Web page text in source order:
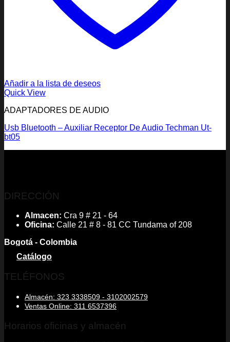
Añadir a la lista de deseos
Quick View
ADAPTADORES DE AUDIO
Usb Bluetooth – Auxiliar Receptor De Audio Techman Ut-
bt05
DIRECCIÓN
Almacen: Cra 9 # 21 - 64
Oficina: Calle 21 # 8 - 81 CC Tundama of 208
Bogotá - Colombia
Catálogo
TELÉFONOS
Almacén: 323 3338509 - 3102002579
Ventas Online: 311 6537396
Horarios oficinas y almacén